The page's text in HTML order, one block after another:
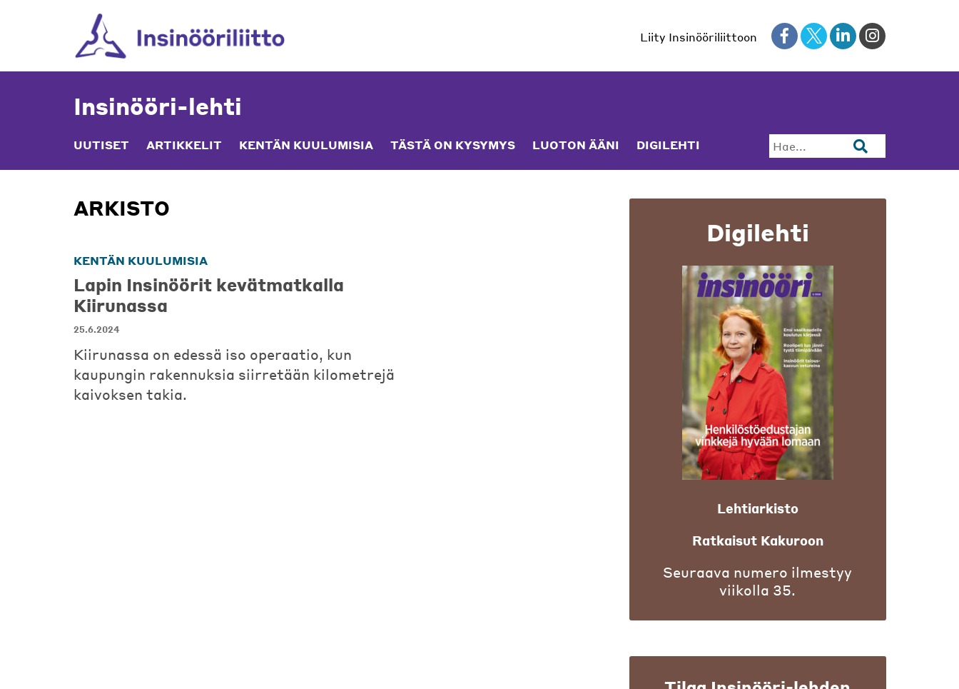
Liity Insinööriliittoon
Insinööri-lehti
UUTISET ARTIKKELIT KENTÄN KUULUMISIA TÄSTÄ ON KYSYMYS LUOTON ÄÄNI DIGILEHTI Hae...
ARKISTO
KENTÄN KUULUMISIA
Lapin Insinöörit kevätmatkalla
Kiirunassa
25.6.2024
Kiirunassa on edessä iso operaatio, kun
kaupungin rakennuksia siirretään kilometrejä
kaivoksen takia.
Digilehti
Lehtiarkisto
Ratkaisut Kakuroon
Seuraava numero ilmestyy
viikolla 35.